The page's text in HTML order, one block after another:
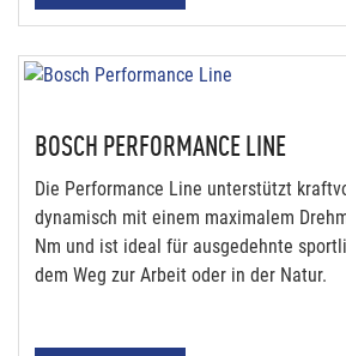
BOSCH PERFORMANCE LINE
Die Performance Line unterstützt
dynamisch mit einem maximalem
Nm und ist ideal für ausgedehnte
dem Weg zur Arbeit oder in der Natur.